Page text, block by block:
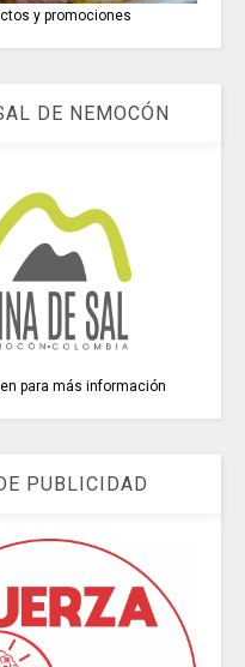
y promociones
DE NEMOCÓN
para más información
PUBLICIDAD